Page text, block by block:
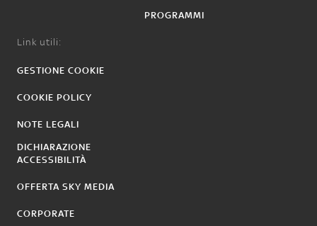
PROGRAMMI
Link utili:
GESTIONE COOKIE
COOKIE POLICY
NOTE LEGALI
DICHIARAZIONE
ACCESSIBILITÀ
OFFERTA SKY MEDIA
CORPORATE